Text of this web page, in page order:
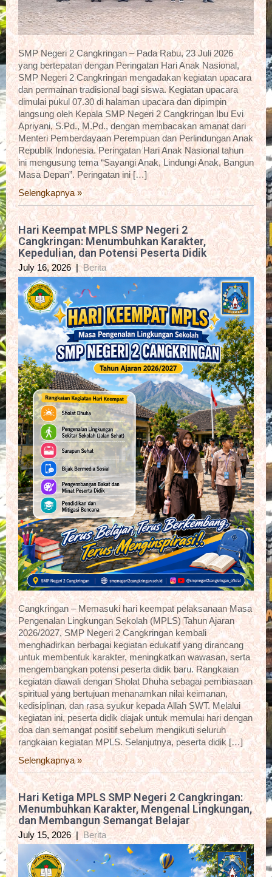
SMP Negeri 2 Cangkringan – Pada Rabu, 23 Juli 2026
yang bertepatan dengan Peringatan Hari Anak Nasional,
SMP Negeri 2 Cangkringan mengadakan kegiatan upacara
dan permainan tradisional bagi siswa. Kegiatan upacara
dimulai pukul 07.30 di halaman upacara dan dipimpin
langsung oleh Kepala SMP Negeri 2 Cangkringan Ibu Evi
Apriyani, S.Pd., M.Pd., dengan membacakan amanat dari
Menteri Pemberdayaan Perempuan dan Perlindungan Anak
Republik Indonesia. Peringatan Hari Anak Nasional tahun
ini mengusung tema “Sayangi Anak, Lindungi Anak, Bangun
Masa Depan”. Peringatan ini […]
Selengkapnya »
Hari Keempat MPLS SMP Negeri 2
Cangkringan: Menumbuhkan Karakter,
Kepedulian, dan Potensi Peserta Didik
July 16, 2026 |Berita
Cangkringan – Memasuki hari keempat pelaksanaan Masa
Pengenalan Lingkungan Sekolah (MPLS) Tahun Ajaran
2026/2027, SMP Negeri 2 Cangkringan kembali
menghadirkan berbagai kegiatan edukatif yang dirancang
untuk membentuk karakter, meningkatkan wawasan, serta
mengembangkan potensi peserta didik baru. Rangkaian
kegiatan diawali dengan Sholat Dhuha sebagai pembiasaan
spiritual yang bertujuan menanamkan nilai keimanan,
kedisiplinan, dan rasa syukur kepada Allah SWT. Melalui
kegiatan ini, peserta didik diajak untuk memulai hari dengan
doa dan semangat positif sebelum mengikuti seluruh
rangkaian kegiatan MPLS. Selanjutnya, peserta didik […]
Selengkapnya »
Hari Ketiga MPLS SMP Negeri 2 Cangkringan:
Menumbuhkan Karakter, Mengenal Lingkungan,
dan Membangun Semangat Belajar
July 15, 2026 |Berita